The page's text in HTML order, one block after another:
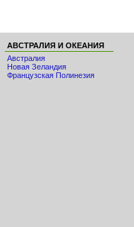
АВСТРАЛИЯ И ОКЕАНИЯ
Австралия
Новая Зеландия
Французская Полинезия